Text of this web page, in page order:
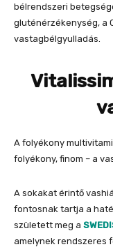
bélrendszeri
gluténérzékenység, a
vastagbélgyulladás.
A folyékony
folyékony, finom – a
A sokakat érintő
fontosnak tartja a
született meg a
amelynek rendszeres